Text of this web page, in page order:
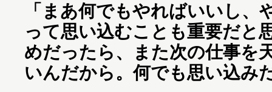
「まあ何でもやればいいし、
って思い込むことも重要だと
めだったら、また次の仕事を
いんだから。何でも思い込み